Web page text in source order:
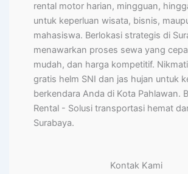
rental motor harian, mingguan,
untuk keperluan wisata, bisnis,
mahasiswa. Berlokasi strategis di
menawarkan proses sewa yang
mudah, dan harga kompetitif.
gratis helm SNI dan jas hujan untuk
berkendara Anda di Kota Pahlawan.
Rental - Solusi transportasi hemat
Surabaya.
Kontak Kami